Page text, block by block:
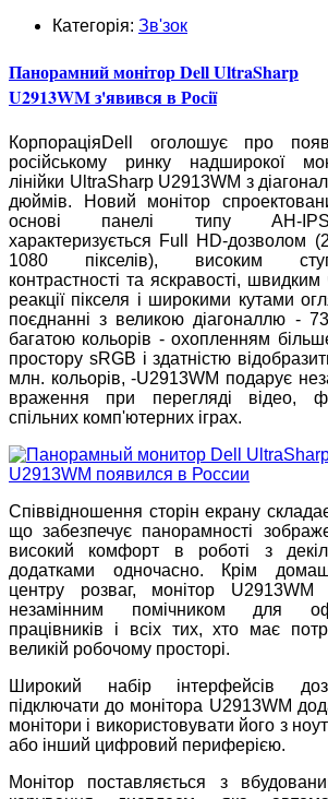
Категорія: Зв'зок
Панорамний монітор Dell UltraSharp
U2913WM з'явився в Росії
КорпораціяDell оголошує про
російському ринку надширокої
лінійки UltraSharp U2913WM з
дюймів. Новий монітор
основі панелі типу AH-
характеризується Full HD-дозволом
1080 пікселів), високим
контрастності та яскравості, швидким
реакції пікселя і широкими кутами
поєднанні з великою діагоналлю -
багатою кольорів - охопленням
простору sRGB і здатністю
млн. кольорів, -U2913WM подарує
враження при перегляді відео,
спільних комп'ютерних іграх.
Співвідношення сторін екрану
що забезпечує панорамності
високий комфорт в роботі з
додатками одночасно. Крім
центру розваг, монітор U2913WM
незамінним помічником для
працівників і всіх тих, хто має
великій робочому просторі.
Широкий набір інтерфейсів
підключати до монітора U2913WM
монітори і використовувати його з
або інший цифровий периферією.
Монітор поставляється з